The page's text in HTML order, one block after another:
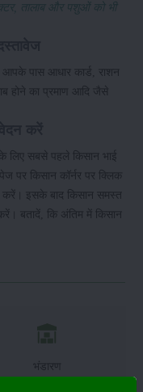
तालाब और पशुओं को भी
आपके पास आधार कार्ड, राशन
होने का प्रमाण आदि जैसे
लिए सबसे पहले किसान भाई
पर किसान कॉर्नर पर क्लिक
करें। इसके बाद किसान समस्त
बतादें, कि अंतिम में किसान
भंडारण